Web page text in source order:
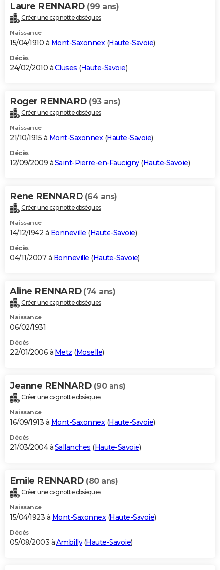
Laure RENNARD (99 ans)
Créer une cagnotte obsèques
Naissance
15/04/1910 à Mont-Saxonnex(Haute-Savoie)
Décès
24/02/2010 à Cluses (Haute-Savoie)
Roger RENNARD (93 ans)
Créer une cagnotte obsèques
Naissance
21/10/1915 à Mont-Saxonnex(Haute-Savoie)
Décès
12/09/2009 à Saint-Pierre-en-Faucigny(Haute-Savoie)
Rene RENNARD (64 ans)
Créer une cagnotte obsèques
Naissance
14/12/1942 à Bonneville (Haute-Savoie)
Décès
04/11/2007 à Bonneville (Haute-Savoie)
Aline RENNARD (74 ans)
Créer une cagnotte obsèques
Naissance
06/02/1931
Décès
22/01/2006 à Metz (Moselle)
Jeanne RENNARD (90 ans)
Créer une cagnotte obsèques
Naissance
16/09/1913 à Mont-Saxonnex(Haute-Savoie)
Décès
21/03/2004 à Sallanches (Haute-Savoie)
Emile RENNARD (80 ans)
Créer une cagnotte obsèques
Naissance
15/04/1923 à Mont-Saxonnex(Haute-Savoie)
Décès
05/08/2003 à Ambilly(Haute-Savoie)